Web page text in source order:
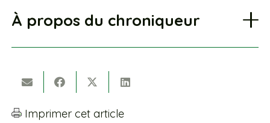
À propos du chroniqueur
Imprimer cet article